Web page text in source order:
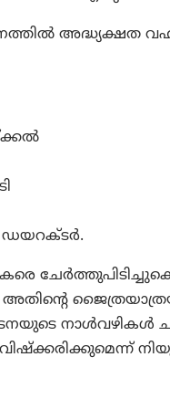
അദ്ധ്യക്ഷത
നാൾവഴികൾ